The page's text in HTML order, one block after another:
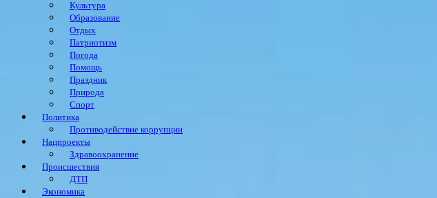
Культура
Образование
Отдых
Патриотизм
Погода
Помощь
Праздник
Природа
Спорт
Политика
Противодействие коррупции
Нацпроекты
Здравоохранение
Происшествия
ДТП
Экономика